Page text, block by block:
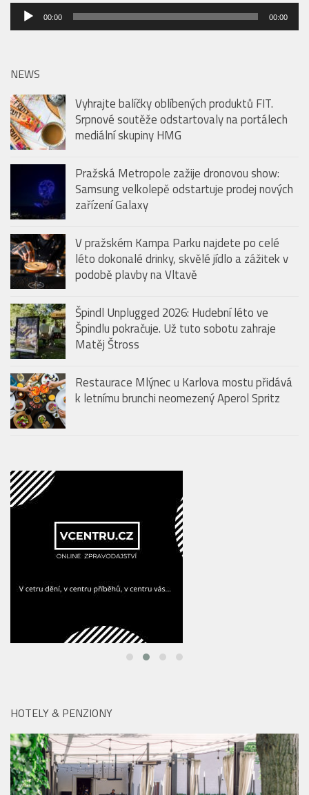
Audio
přehrávač
00:00 00:00
NEWS
Vyhrajte balíčky oblíbených produktů FIT.
Srpnové soutěže odstartovaly na portálech
mediální skupiny HMG
Pražská Metropole zažije dronovou show:
Samsung velkolepě odstartuje prodej nových
zařízení Galaxy
V pražském Kampa Parku najdete po celé
léto dokonalé drinky, skvělé jídlo a zážitek v
podobě plavby na Vltavě
Špindl Unplugged 2026: Hudební léto ve
Špindlu pokračuje. Už tuto sobotu zahraje
Matěj Štross
Restaurace Mlýnec u Karlova mostu přidává
k letnímu brunchi neomezený Aperol Spritz
HOTELY & PENZIONY